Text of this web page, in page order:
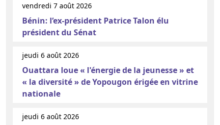
vendredi 7 août 2026
Bénin: l’ex-président Patrice Talon élu
président du Sénat
jeudi 6 août 2026
Ouattara loue « l'énergie de la jeunesse » et
« la diversité » de Yopougon érigée en vitrine
nationale
jeudi 6 août 2026